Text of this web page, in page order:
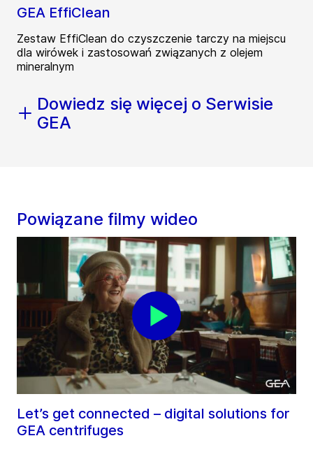
GEA EffiClean
Zestaw EffiClean do czyszczenie tarczy na miejscu
dla wirówek i zastosowań związanych z olejem
mineralnym
Dowiedz się więcej o Serwisie
GEA
Powiązane filmy wideo
Let’s get connected – digital solutions for
GEA centrifuges